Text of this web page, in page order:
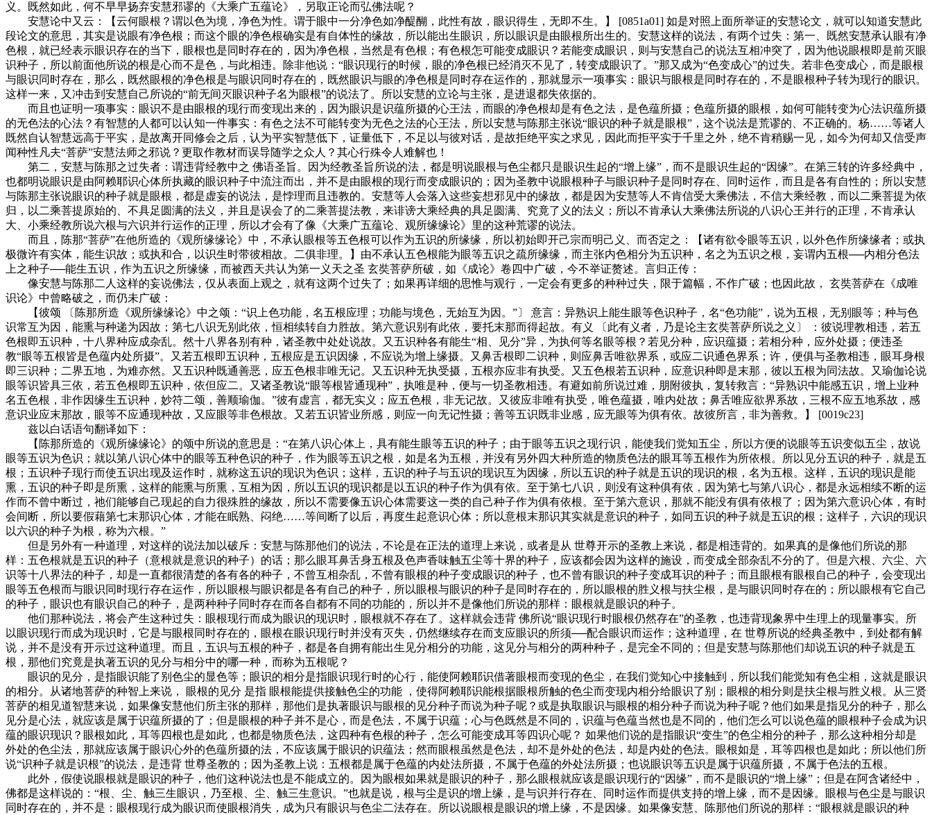
义。既然如此，何不早早扬弃安慧邪谬的《大乘广五蕴论》，另取正论而弘佛法呢？
安慧论中又云：【云何眼根？谓以色为境，净色为性。谓于眼中一分净色如净醍醐，此性有故，眼识得生，无即不生。】 [0851a01] 如是对照上面所举证的安慧论文，就可以知道安慧此
段论文的意思，其实是说眼有净色根；而这个眼的净色根确实是有自体性的缘故，所以能出生眼识，所以眼识是由眼根所出生的。安慧这样的说法，有两个过失：第一、既然安慧承认眼有净
色根，就已经表示眼识存在的当下，眼根也是同时存在的，因为净色根，当然是有色根；有色根怎可能变成眼识？若能变成眼识，则与安慧自己的说法互相冲突了，因为他说眼根即是前灭眼
识种子，所以前面他所说的根是心而不是色，与此相违。除非他说：“眼识现行的时候，眼的净色根已经消灭不见了，转变成眼识了。”那又成为“色变成心”的过失。若非色变成心，而是眼根
与眼识同时存在，那么，既然眼根的净色根是与眼识同时存在的，既然眼识与眼的净色根是同时存在运作的，那就显示一项事实：眼识与眼根是同时存在的，不是眼根种子转为现行的眼识。
这样一来，又冲击到安慧自己所说的“前无间灭眼识种子名为眼根”的说法了。所以安慧的立论与主张，是进退都失依据的。
而且也证明一项事实：眼识不是由眼根的现行而变现出来的，因为眼识是识蕴所摄的心王法，而眼的净色根却是有色之法，是色蕴所摄；色蕴所摄的眼根，如何可能转变为心法识蕴所摄
的无色法的心法？有智慧的人都可以认知一件事实：有色之法不可能转变为无色之法的心王法，所以安慧与陈那主张说“眼识的种子就是眼根”，这个说法是荒谬的、不正确的。杨……等诸人
既然自认智慧远高于平实，是故离开同修会之后，认为平实智慧低下，证量低下，不足以与彼对话，是故拒绝平实之求见，因此而拒平实于千里之外，绝不肯稍赐一见，如今为何却又信受声
闻种性凡夫“菩萨”安慧法师之邪说？更取作教材而误导随学之众人？其心行殊令人难解也！
第二，安慧与陈那之过失者：谓违背经教中之 佛语圣旨。因为经教圣旨所说的法，都是明说眼根与色尘都只是眼识生起的“增上缘”，而不是眼识生起的“因缘”。在第三转的许多经典中，
也都明说眼识是由阿赖耶识心体所执藏的眼识种子中流注而出，并不是由眼根的现行而变成眼识的；因为圣教中说眼根种子与眼识种子是同时存在、同时运作，而且是各有自性的；所以安慧
与陈那主张说眼识的种子就是眼根，都是虚妄的说法，是悖理而且违教的。安慧等人会落入这些妄想邪见中的缘故，都是因为安慧等人不肯信受大乘佛法，不信大乘经教，而以二乘菩提为依
归，以二乘菩提原始的、不具足圆满的法义，并且是误会了的二乘菩提法教，来诽谤大乘经典的具足圆满、究竟了义的法义；所以不肯承认大乘佛法所说的八识心王并行的正理，不肯承认
大、小乘经教所说六根与六识并行运作的正理，所以才会有了像《大乘广五蕴论、观所缘缘论》里的这种荒谬的说法。
而且，陈那“菩萨”在他所造的《观所缘缘论》中，不承认眼根等五色根可以作为五识的所缘缘，所以初始即开己宗而明己义、而否定之：【诸有欲令眼等五识，以外色作所缘缘者；或执
极微许有实体，能生识故；或执和合，以识生时带彼相故。二俱非理。】由不承认五色根能为眼等五识之疏所缘缘，而主张内色相分为五识种，名之为五识之根，妄谓内五根──内相分色法
上之种子──能生五识，作为五识之所缘缘，而被西天共认为第一义天之圣 玄奘菩萨所破，如《成论》卷四中广破，今不举证赘述。言归正传：
像安慧与陈那二人这样的妄说佛法，仅从表面上观之，就有这两个过失了；如果再详细的思惟与观行，一定会有更多的种种过失，限于篇幅，不作广破；也因此故， 玄奘菩萨在《成唯
识论》中曾略破之，而仍未广破：
【彼颂 〔陈那所造《观所缘缘论》中之颂：“识上色功能，名五根应理；功能与境色，无始互为因。”〕 意言：异熟识上能生眼等色识种子，名“色功能”，说为五根，无别眼等；种与色
识常互为因，能熏与种递为因故；第七八识无别此依，恒相续转自力胜故。第六意识别有此依，要托末那而得起故。有义 〔此有义者，乃是论主玄奘菩萨所说之义〕 ：彼说理教相违，若五
色根即五识种，十八界种应成杂乱。然十八界各别有种，诸圣教中处处说故。又五识种各有能生“相、见分”异，为执何等名眼等根？若见分种，应识蕴摄；若相分种，应外处摄；便违圣
教“眼等五根皆是色蕴内处所摄”。又若五根即五识种，五根应是五识因缘，不应说为增上缘摄。又鼻舌根即二识种，则应鼻舌唯欲界系，或应二识通色界系；许，便俱与圣教相违，眼耳身根
即三识种；二界五地，为难亦然。又五识种既通善恶，应五色根非唯无记。又五识种无执受摄，五根亦应非有执受。又五色根若五识种，应意识种即是末那，彼以五根为同法故。又瑜伽论说
眼等识皆具三依，若五色根即五识种，依但应二。又诸圣教说“眼等根皆通现种”，执唯是种，便与一切圣教相违。有避如前所说过难，朋附彼执，复转救言：“异熟识中能感五识，增上业种
名五色根，非作因缘生五识种，妙符二颂，善顺瑜伽。”彼有虚言，都无实义；应五色根，非无记故。又彼应非唯有执受，唯色蕴摄，唯内处故；鼻舌唯应欲界系故，三根不应五地系故，感
意识业应末那故，眼等不应通现种故，又应眼等非色根故。又若五识皆业所感，则应一向无记性摄；善等五识既非业感，应无眼等为俱有依。故彼所言，非为善救。】 [0019c23]
兹以白话语句翻译如下：
【陈那所造的《观所缘缘论》的颂中所说的意思是：“在第八识心体上，具有能生眼等五识的种子；由于眼等五识之现行识，能使我们觉知五尘，所以方便的说眼等五识变似五尘，故说
眼等五识为色识；就以第八识心体中的眼等五种色识的种子，作为眼等五识之根，如是名为五根，并没有另外四大种所造的物质色法的眼耳等五根作为所依根。所以见分五识的种子，就是五
根；五识种子现行而使五识出现及运作时，就称这五识的现识为色识；这样，五识的种子与五识的现识互为因缘，所以五识的种子就是五识的现识的根，名为五根。这样，五识的现识是能
熏，五识的种子即是所熏，这样的能熏与所熏，互相为因，所以五识的现识都是以五识的种子作为俱有依。至于第七八识，则没有这种俱有依，因为第七与第八识心，都是永远相续不断的运
作而不曾中断过，祂们能够自己现起的自力很殊胜的缘故，所以不需要像五识心体需要这一类的自己种子作为俱有依根。至于第六意识，那就不能没有俱有依根了；因为第六意识心体，有时
会间断，所以要假藉第七末那识心体，才能在眠熟、闷绝……等间断了以后，再度生起意识心体；所以意根末那识其实就是意识的种子，如同五识的种子就是五识的根；这样子，六识的现识
以六识的种子为根，称为六根。”
但是另外有一种道理，对这样的说法加以破斥：安慧与陈那他们的说法，不论是在正法的道理上来说，或者是从 世尊开示的圣教上来说，都是相违背的。如果真的是像他们所说的那
样：五色根就是五识的种子（意根就是意识的种子）的话；那么眼耳鼻舌身五根及色声香味触五尘等十界的种子，应该都会因为这样的施设，而变成全部杂乱不分的了。但是六根、六尘、六
识等十八界法的种子，却是一直都很清楚的各有各的种子，不曾互相杂乱，不曾有眼根的种子变成眼识的种子，也不曾有眼识的种子变成耳识的种子；而且眼根有眼根自己的种子，会变现出
眼等五色根而与眼识同时现行存在运作，所以眼根与眼识都是各有自己的种子，所以眼根与眼识的种子是同时存在的，所以眼根的胜义根与扶尘根，是与眼识同时存在的；所以眼根有它自己
的种子，眼识也有眼识自己的种子，是两种种子同时存在而各自都有不同的功能的，所以并不是像他们所说的那样：眼根就是眼识的种子。
他们那种说法，将会产生这种过失：眼根现行而成为眼识的现识时，眼根就不存在了。这样就会违背 佛所说“眼识现行时眼根仍然存在”的圣教，也违背现象界中生理上的现量事实。所
以眼识现行而成为现识时，它是与眼根同时存在的，眼根在眼识现行时并没有灭失，仍然继续存在而支应眼识的所须──配合眼识而运作；这种道理，在 世尊所说的经典圣教中，到处都有解
说，并不是没有开示过这种道理。而且，五识与五根的种子，都是各自拥有能出生见分相分的功能，这见分与相分的两种种子，是完全不同的；但是安慧与陈那他们却说五识的种子就是五
根，那他们究竟是执著五识的见分与相分中的哪一种，而称为五根呢？
眼识的见分，是指眼识能了别色尘的显色等；眼识的相分是指眼识现行时的心行，能使阿赖耶识借著眼根而变现的色尘，在我们觉知心中接触到，所以我们能觉知有色尘相，这就是眼识
的相分。从诸地菩萨的种智上来说， 眼根的见分 是指 眼根能提供接触色尘的功能 ，使得阿赖耶识能根据眼根所触的色尘而变现内相分给眼识了别；眼根的相分则是扶尘根与胜义根。从三贤
菩萨的相见道智慧来说，如果像安慧他们所主张的那样，那他们是执著眼识与眼根的见分种子而说为种子呢？或是执取眼识与眼根的相分种子而说为种子呢？他们如果是指见分的种子，那么
见分是心法，就应该是属于识蕴所摄的了；但是眼根的种子并不是心，而是色法，不属于识蕴；心与色既然是不同的，识蕴与色蕴当然也是不同的，他们怎么可以说色蕴的眼根种子会成为识
蕴的眼识现识？眼根如此，耳等四根也是如此，也都是物质色法，这四种有色根的种子，怎么可能变成耳等四识心呢？ 如果他们说的是指眼识“变生”的色尘相分的种子，那么这种相分却是
外处的色尘法，那就应该属于眼识心外的色蕴所摄的法，不应该属于眼识的识蕴法；然而眼根虽然是色法，却不是外处的色法，却是内处的色法。眼根如是，耳等四根也是如此；所以他们所
说“识种子就是识根”的说法，是违背 世尊圣教的；因为圣教上说：五根都是属于色蕴的内处法所摄，不属于色蕴的外处法所摄；也说眼识等五识是属于识蕴所摄，不属于色法的五根。
此外，假使说眼根就是眼识的种子，他们这种说法也是不能成立的。因为眼根如果就是眼识的种子，那么眼根就应该是眼识现行的“因缘”，而不是眼识的“增上缘”；但是在阿含诸经中，
佛都是这样说的：“根、尘、触三生眼识，乃至根、尘、触三生意识。”也就是说，根与尘是识的增上缘，是与识并行存在、同时运作而提供支持的增上缘，而不是因缘。眼根与色尘是与眼识
同时存在的，并不是：眼根现行成为眼识而使眼根消失，成为只有眼识与色尘二法存在。所以说眼根是眼识的增上缘，不是因缘。如果像安慧、陈那他们所说的那样：“眼根就是眼识的种